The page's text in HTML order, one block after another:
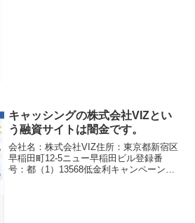
キャッシングの株式会社VIZとい
う融資サイトは闇金です。
会社名：株式会社VIZ住所：東京都新宿区
早稲田町12-5ニュー早稲田ビル登録番
号：都（1）13568低金利キャンペーン実